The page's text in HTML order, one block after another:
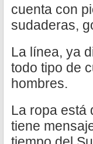
cuenta con
sudaderas,
La línea, ya
todo tipo de
hombres.
La ropa está
tiene